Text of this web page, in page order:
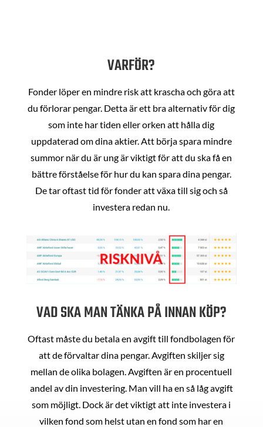
VARFÖR?
Fonder löper en mindre risk att krascha och göra att
du förlorar pengar. Detta är ett bra alternativ för dig
som inte har tiden eller orken att hålla dig
uppdaterad om dina aktier. Att börja spara mindre
summor när du är ung är viktigt för att du ska få en
bättre förståelse för hur du kan spara dina pengar.
De tar oftast tid för fonder att växa till sig och så
investera redan nu.
VAD SKA MAN TÄNKA PÅ INNAN KÖP?
Oftast måste du betala en avgift till fondbolagen för
att de förvaltar dina pengar. Avgiften skiljer sig
mellan de olika bolagen. Avgiften är en procentuell
andel av din investering. Man vill ha en så låg avgift
som möjligt. Dock är det viktigt att inte investera i
vilken fond som helst utan en fond som har en